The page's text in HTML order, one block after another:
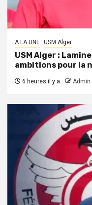
A LA UNE USM Alger
USM Alger :
ambitions pour la
6 heures il y a Admin